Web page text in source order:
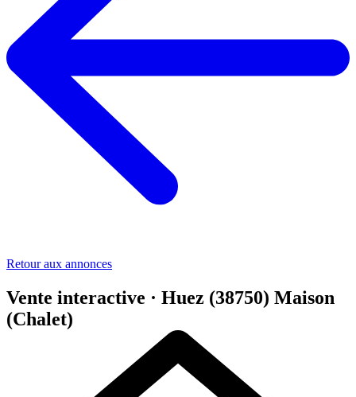
Retour aux annonces
Vente interactive · Huez (38750) Maison
(Chalet)